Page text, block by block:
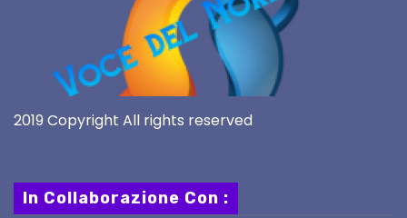
2019 Copyright All rights reserved
In Collaborazione Con :